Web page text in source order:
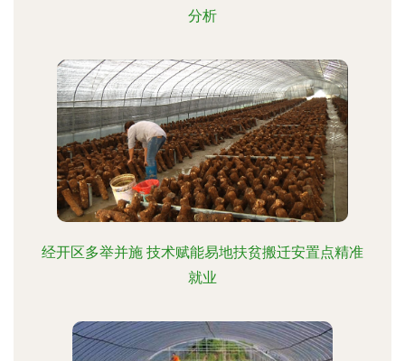
分析
经开区多举并施 技术赋能易地扶贫搬迁安置点精准
就业